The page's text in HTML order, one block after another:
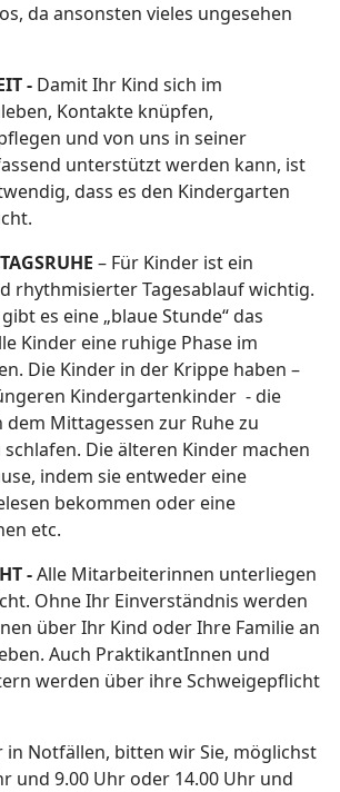
da ansonsten vieles ungesehen
- Damit Ihr Kind sich im
Kontakte knüpfen,
und von uns in seiner
unterstützt werden kann, ist
dass es den Kindergarten
– Für Kinder ist ein
rhythmisierter Tagesablauf wichtig.
es eine „blaue Stunde“ das
Kinder eine ruhige Phase im
Die Kinder in der Krippe haben –
Kindergartenkinder - die
Mittagessen zur Ruhe zu
Die älteren Kinder machen
indem sie entweder eine
bekommen oder eine
etc.
-Alle Mitarbeiterinnen unterliegen
Ohne Ihr Einverständnis werden
über Ihr Kind oder Ihre Familie an
Auch PraktikantInnen und
werden über ihre Schweigepflicht
in Notfällen, bitten wir Sie, möglichst
und 9.00 Uhr oder 14.00 Uhr und